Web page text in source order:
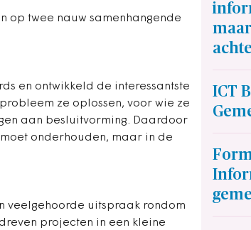
op twee nauw samenhangende
en ontwikkeld de interessantste
ze oplossen, voor wie ze
aan besluitvorming. Daardoor
onderhouden, maar in de
veelgehoorde uitspraak rondom
projecten in een kleine
ICT